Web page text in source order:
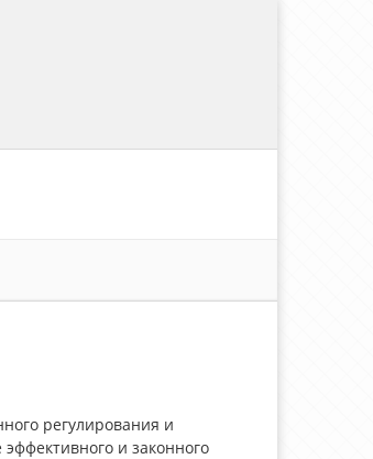
регулирования и
и законного